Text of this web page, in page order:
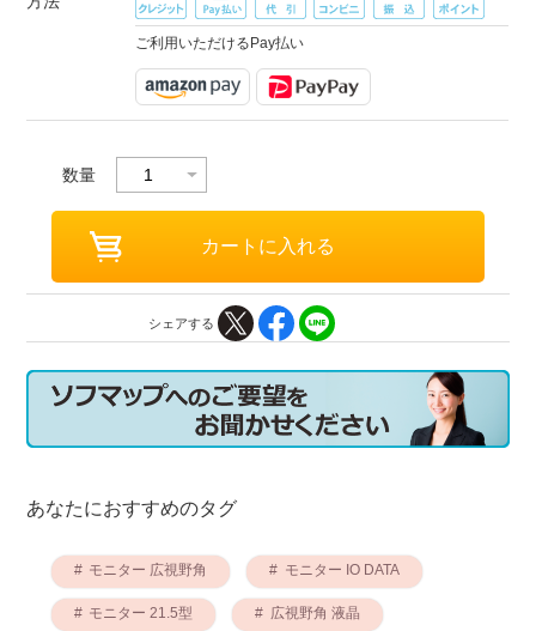
ご利用いただけるPay払い
数量
シェアする
あなたにおすすめのタグ
モニター 広視野角 モニター IO DATA
モニター 21.5型 広視野角 液晶